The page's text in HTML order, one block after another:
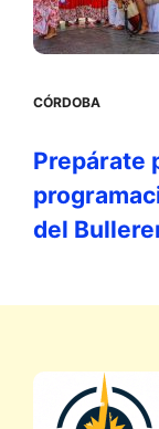
CÓRDOBA
Prepárate
del